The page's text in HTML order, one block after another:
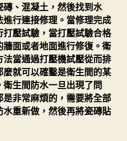
、混凝土，然後找到水
行連接修理。當修理完成
壓試驗，當打壓試驗合格
面或者地面進行修復。衛
當通過打壓機試壓從而排
就可以確鑿是衛生間的某
生間防水一旦出現了問
非常麻煩的，需要將全部
重新做，然後再將瓷磚貼